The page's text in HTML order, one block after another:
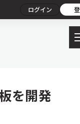
ログイン
を開発